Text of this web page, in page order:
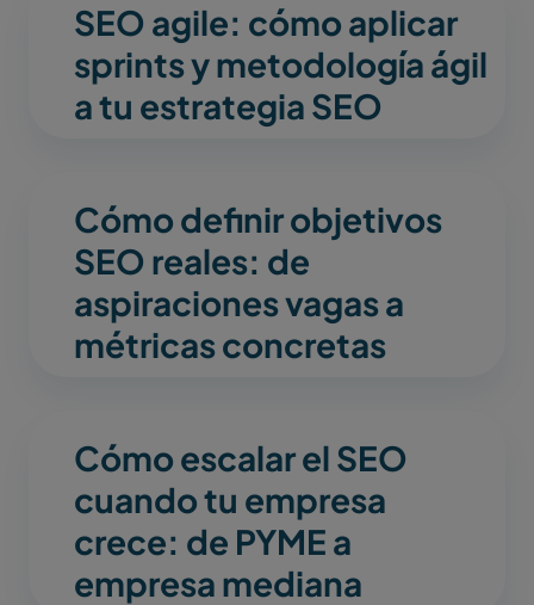
SEO agile: cómo aplicar
sprints y metodología ágil
a tu estrategia SEO
Cómo definir objetivos
SEO reales: de
aspiraciones vagas a
métricas concretas
Cómo escalar el SEO
cuando tu empresa
crece: de PYME a
empresa mediana